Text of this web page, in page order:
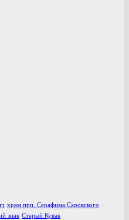
храм прп. Серафима Саровского
знак Старый Кувак